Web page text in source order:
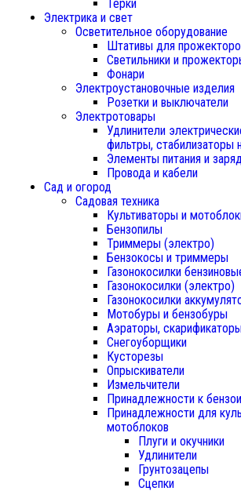
Терки
Электрика и свет
Осветительное оборудование
Штативы для
Светильники и
Фонари
Электроустановочные изделия
Розетки и выключатели
Электротовары
Удлинители
фильтры, стабилизаторы
Элементы питания и
Провода и кабели
Сад и огород
Садовая техника
Культиваторы и
Бензопилы
Триммеры (электро)
Бензокосы и триммеры
Газонокосилки
Газонокосилки (электро)
Газонокосилки
Мотобуры и бензобуры
Аэраторы,
Снегоуборщики
Кусторезы
Опрыскиватели
Измельчители
Принадлежности к
Принадлежности для
мотоблоков
Плуги и окучники
Удлинители
Грунтозацепы
Сцепки